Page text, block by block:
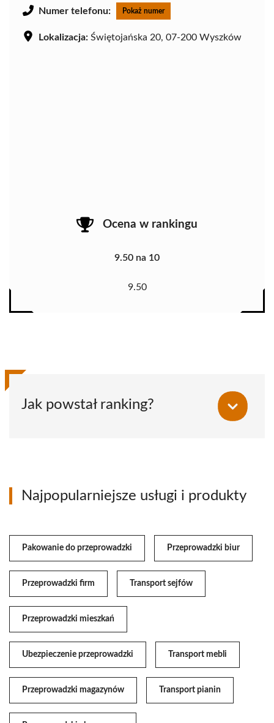
Numer telefonu: Pokaż numer
Lokalizacja: Świętojańska 20, 07-200 Wyszków
Ocena w rankingu
9.50 na 10
9.50
Jak powstał ranking?
Najpopularniejsze usługi i produkty
Pakowanie do przeprowadzki Przeprowadzki biur
Przeprowadzki firm Transport sejfów
Przeprowadzki mieszkań
Ubezpieczenie przeprowadzki Transport mebli
Przeprowadzki magazynów Transport pianin